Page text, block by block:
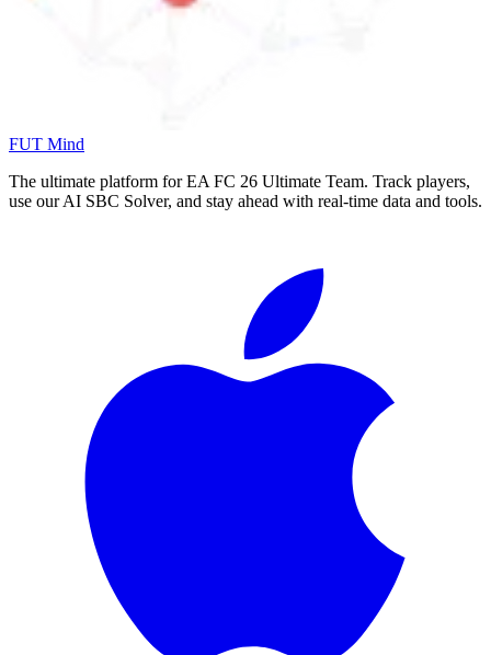
FUT Mind
The ultimate platform for EA FC 26 Ultimate Team. Track players,
use our AI SBC Solver, and stay ahead with real-time data and tools.